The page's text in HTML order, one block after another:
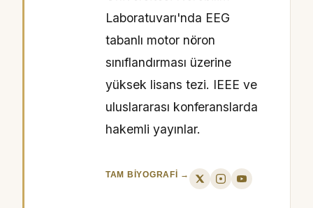
Laboratuvarı'nda EEG
tabanlı motor nöron
sınıflandırması üzerine
yüksek lisans tezi. IEEE ve
uluslararası konferanslarda
hakemli yayınlar.
TAM BIYOGRAFI →